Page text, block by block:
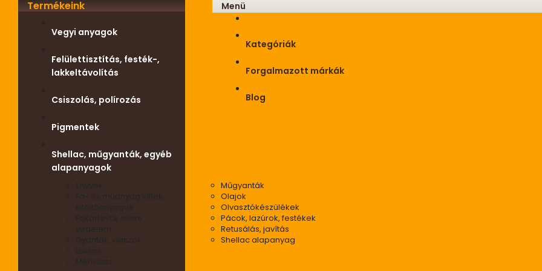
Termékeink
Vegyi anyagok
Felülettisztítás, festék-,
lakkeltávolítás
Csiszolás, polírozás
Pigmentek
Shellac, műgyanták, egyéb
alapanyagok
Enyvek
Fa- és műanyag kittek,
kitöltőanyagok
Fakártevők elleni
Gyanták, viaszok
Lakkok
Méhviasz
Műgyanták
Olajok
Olvasztókészülékek
Pácok, lazúrok, festékek
Retusálás, javítás
Shellac alapanyag
Menü
Kategóriák
Forgalmazott márkák
Blog